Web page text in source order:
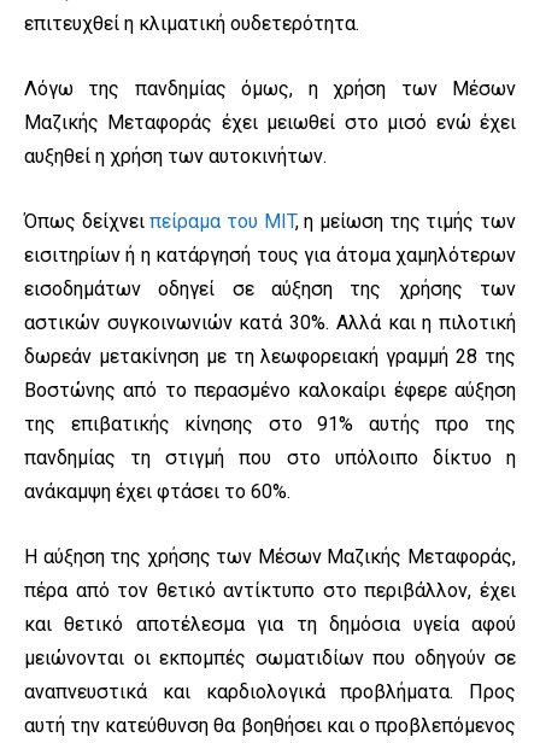
επιτευχθεί η κλιματική ουδετερότητα.
Λόγω της πανδημίας όμως, η χρήση των Μέσων
Μαζικής Μεταφοράς έχει μειωθεί στο μισό ενώ έχει
αυξηθεί η χρήση των αυτοκινήτων.
Όπως δείχνειπείραμα του MIT, η μείωση της τιμής των
εισιτηρίων ή η κατάργησή τους για άτομα χαμηλότερων
εισοδημάτων οδηγεί σε αύξηση της χρήσης των
αστικών συγκοινωνιών κατά 30%. Αλλά και η πιλοτική
δωρεάν μετακίνηση με τη λεωφορειακή γραμμή 28 της
Βοστώνης από το περασμένο καλοκαίρι έφερε αύξηση
της επιβατικής κίνησης στο 91% αυτής προ της
πανδημίας τη στιγμή που στο υπόλοιπο δίκτυο η
ανάκαμψη έχει φτάσει το 60%.
Η αύξηση της χρήσης των Μέσων Μαζικής Μεταφοράς,
πέρα από τον θετικό αντίκτυπο στο περιβάλλον, έχει
και θετικό αποτέλεσμα για τη δημόσια υγεία αφού
μειώνονται οι εκπομπές σωματιδίων που οδηγούν σε
αναπνευστικά και καρδιολογικά προβλήματα. Προς
αυτή την κατεύθυνση θα βοηθήσει και ο προβλεπόμενος